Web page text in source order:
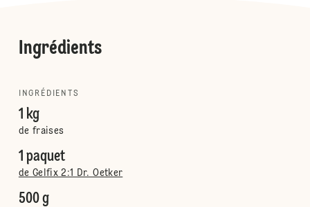
Ingrédients
INGRÉDIENTS
1 kg
de fraises
1 paquet
de Gelfix 2:1 Dr. Oetker
500 g